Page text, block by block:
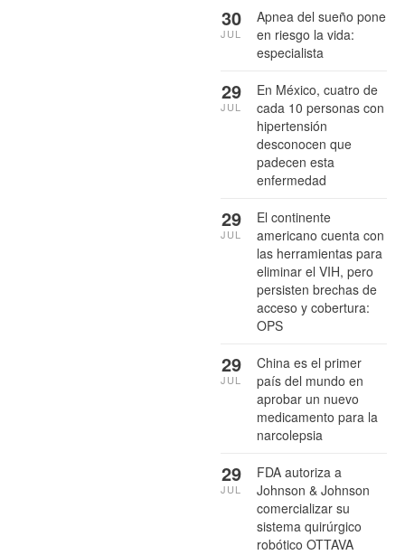
Apnea del sueño pone
en riesgo la vida:
especialista
30
JUL
En México, cuatro de
cada 10 personas con
hipertensión
desconocen que
padecen esta
enfermedad
29
JUL
El continente
americano cuenta con
las herramientas para
eliminar el VIH, pero
persisten brechas de
acceso y cobertura:
OPS
29
JUL
China es el primer
país del mundo en
aprobar un nuevo
medicamento para la
narcolepsia
29
JUL
FDA autoriza a
Johnson & Johnson
comercializar su
sistema quirúrgico
robótico OTTAVA
29
JUL